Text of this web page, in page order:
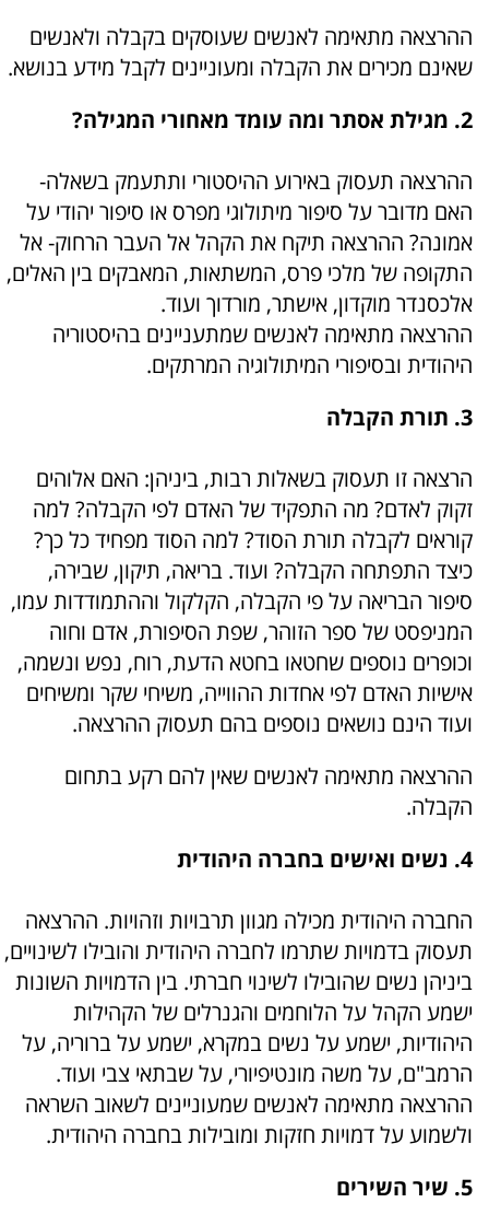
ההרצאה מתאימה לאנשים שעוסקים בקבלה ולאנשים
שאינם מכירים את הקבלה ומעוניינים לקבל מידע בנושא.
2. מגילת אסתר ומה עומד מאחורי המגילה?
ההרצאה תעסוק באירוע ההיסטורי ותתעמק בשאלה-
האם מדובר על סיפור מיתולוגי מפרס או סיפור יהודי על
אמונה? ההרצאה תיקח את הקהל אל העבר הרחוק- אל
התקופה של מלכי פרס, המשתאות, המאבקים בין האלים,
אלכסנדר מוקדון, אישתר, מורדוך ועוד.
ההרצאה מתאימה לאנשים שמתעניינים בהיסטוריה
היהודית ובסיפורי המיתולוגיה המרתקים.
3. תורת הקבלה
הרצאה זו תעסוק בשאלות רבות, ביניהן: האם אלוהים
זקוק לאדם? מה התפקיד של האדם לפי הקבלה? למה
קוראים לקבלה תורת הסוד? למה הסוד מפחיד כל כך?
כיצד התפתחה הקבלה? ועוד. בריאה, תיקון, שבירה,
סיפור הבריאה על פי הקבלה, הקלקול וההתמודדות עמו,
המניפסט של ספר הזוהר, שפת הסיפורת, אדם וחוה
וכופרים נוספים שחטאו בחטא הדעת, רוח, נפש ונשמה,
אישיות האדם לפי אחדות ההווייה, משיחי שקר ומשיחים
ועוד הינם נושאים נוספים בהם תעסוק ההרצאה.
ההרצאה מתאימה לאנשים שאין להם רקע בתחום
הקבלה.
4. נשים ואישים בחברה היהודית
החברה היהודית מכילה מגוון תרבויות וזהויות. ההרצאה
תעסוק בדמויות שתרמו לחברה היהודית והובילו לשינויים,
ביניהן נשים שהובילו לשינוי חברתי. בין הדמויות השונות
ישמע הקהל על הלוחמים והגנרלים של הקהילות
היהודיות, ישמע על נשים במקרא, ישמע על ברוריה, על
הרמב"ם, על משה מונטיפיורי, על שבתאי צבי ועוד.
ההרצאה מתאימה לאנשים שמעוניינים לשאוב השראה
ולשמוע על דמויות חזקות ומובילות בחברה היהודית.
5. שיר השירים